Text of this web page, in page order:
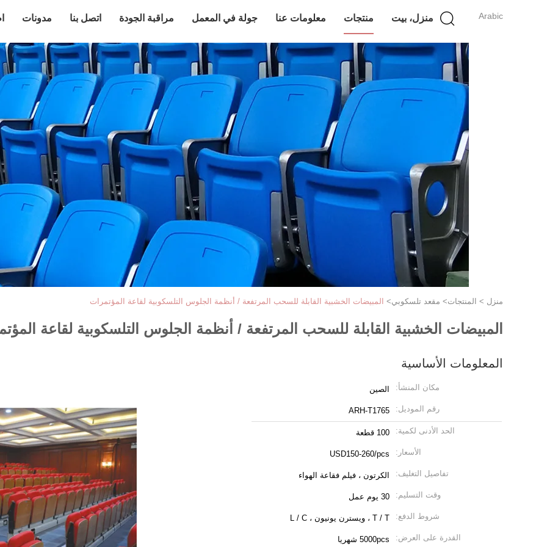
Arabic منزل، بيت منتجات معلومات عنا جولة في المعمل مراقبة الجودة اتصل بنا مدونات
منزل > المنتجات> مقعد تلسكوبي> المبيضات الخشبية القابلة للسحب المرتفعة / أنظمة الجلوس التلسكوبية لقاعة المؤتمرات
المبيضات الخشبية القابلة للسحب المرتفعة / أنظمة الجلوس التلسكوبية لقاعة
المعلومات الأساسية
مكان المنشأ: الصين
رقم الموديل: ARH-T1765
الحد الأدنى لكمية: 100 قطعة
الأسعار: USD150-260/pcs
تفاصيل التغليف: الكرتون ، فيلم فقاعة الهواء
وقت التسليم: 30 يوم عمل
شروط الدفع: T / T ، ويسترن يونيون ، L / C
القدرة على العرض: 5000pcs شهريا